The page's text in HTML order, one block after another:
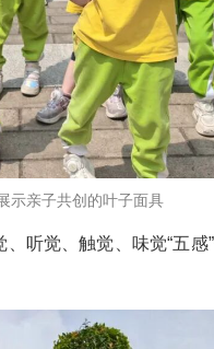
示亲子共创的叶子面具
听觉、触觉、味觉“五